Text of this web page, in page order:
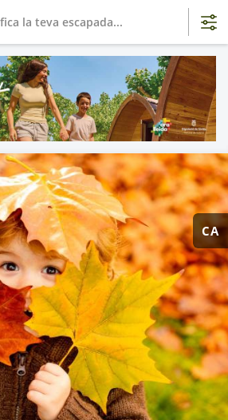
CA
la teva escapada...